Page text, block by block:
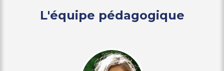
L'équipe pédagogique